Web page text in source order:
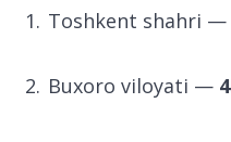
Toshkent shahri —